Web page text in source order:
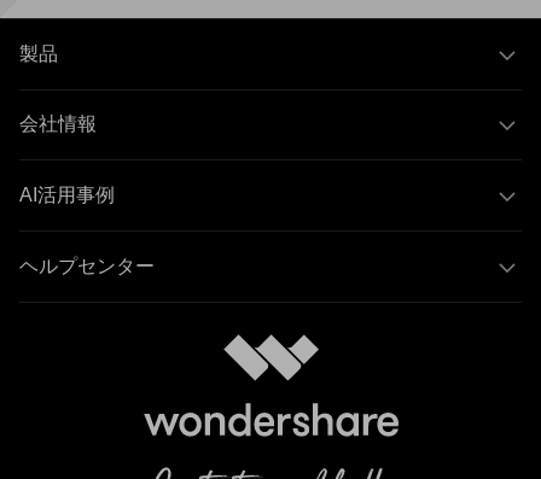
製品
会社情報
AI活用事例
ヘルプセンター